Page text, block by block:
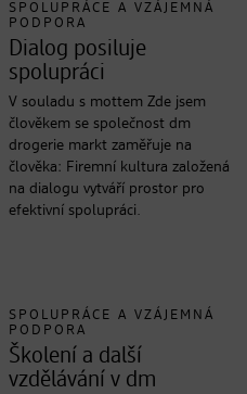
SPOLUPRÁCE A VZÁJEMNÁ
PODPORA
Dialog posiluje
spolupráci
V souladu s mottem Zde jsem
člověkem se společnost dm
drogerie markt zaměřuje na
člověka: Firemní kultura založená
na dialogu vytváří prostor pro
efektivní spolupráci.
SPOLUPRÁCE A VZÁJEMNÁ
PODPORA
Školení a další
vzdělávání v dm